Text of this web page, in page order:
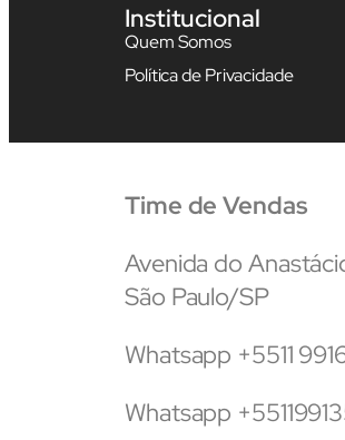
Institucional
Quem Somos
Política de Privacidade
Time de Vendas
Avenida do
São Paulo/SP
Whatsapp +5511
Whatsapp